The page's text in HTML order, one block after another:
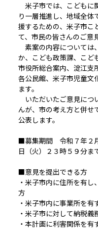
米子市では、こどもに
り一層推進し、地域全
援するための、米子市こ
て、市民の皆さんのご意
素案の内容については
か、こども政策課、こど
市役所総合案内、淀江支
各公民館、米子市児童文
ます。
いただいたご意見につ
んが、市の考え方と併せ
公表します。
■募集期間 令和７年２
日（火）２３時５９分ま
■意見を提出できる方
・米子市内に住所を有
方
・米子市内に事業所を
・米子市に対して納税義
・本計画に利害関係を